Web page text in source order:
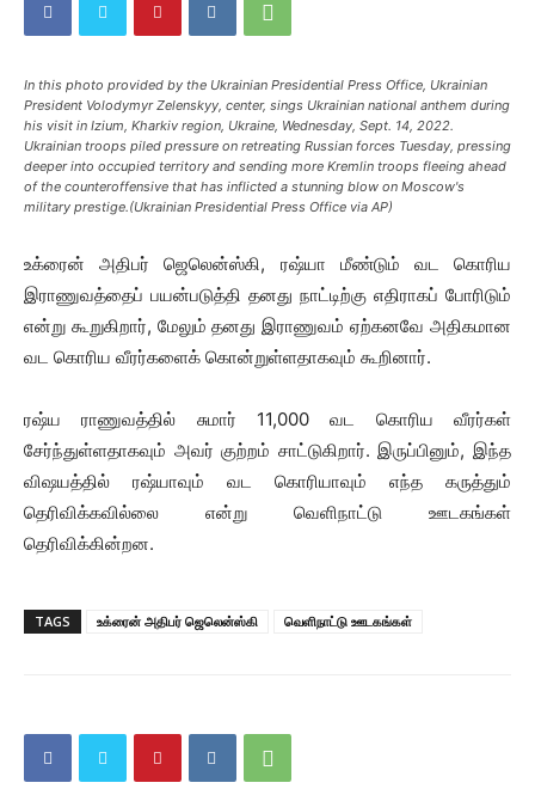
In this photo provided by the Ukrainian Presidential Press Office, Ukrainian
President Volodymyr Zelenskyy, center, sings Ukrainian national anthem during
his visit in Izium, Kharkiv region, Ukraine, Wednesday, Sept. 14, 2022.
Ukrainian troops piled pressure on retreating Russian forces Tuesday, pressing
deeper into occupied territory and sending more Kremlin troops fleeing ahead
of the counteroffensive that has inflicted a stunning blow on Moscow's
military prestige.(Ukrainian Presidential Press Office via AP)
உக்ரைன் அதிபர் ஜெலென்ஸ்கி, ரஷ்யா மீண்டும் வட கொரிய
இராணுவத்தைப் பயன்படுத்தி தனது நாட்டிற்கு எதிராகப் போரிடும்
என்று கூறுகிறார், மேலும் தனது இராணுவம் ஏற்கனவே அதிகமான
வட கொரிய வீரர்களைக் கொன்றுள்ளதாகவும் கூறினார்.
ரஷ்ய ராணுவத்தில் சுமார் 11,000 வட கொரிய வீரர்கள்
சேர்ந்துள்ளதாகவும் அவர் குற்றம் சாட்டுகிறார். இருப்பினும், இந்த
விஷயத்தில் ரஷ்யாவும் வட கொரியாவும் எந்த கருத்தும்
தெரிவிக்கவில்லை என்று வெளிநாட்டு ஊடகங்கள்
தெரிவிக்கின்றன.
TAGS உக்ரைன் அதிபர் ஜெலென்ஸ்கி வெளிநாட்டு ஊடகங்கள்